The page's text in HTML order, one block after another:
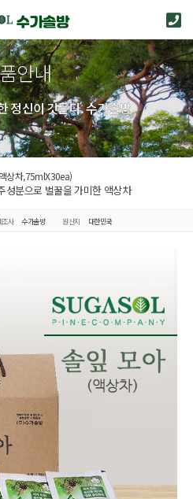
안내
정신이 깃든다. 수가솔방
상차,75mlX30ea)
성분으로 벌꿀을 가미한 액상차
조사 수가솔방 원산지 대한민국